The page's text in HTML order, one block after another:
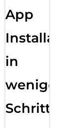
App
in
wenigen
Schritten